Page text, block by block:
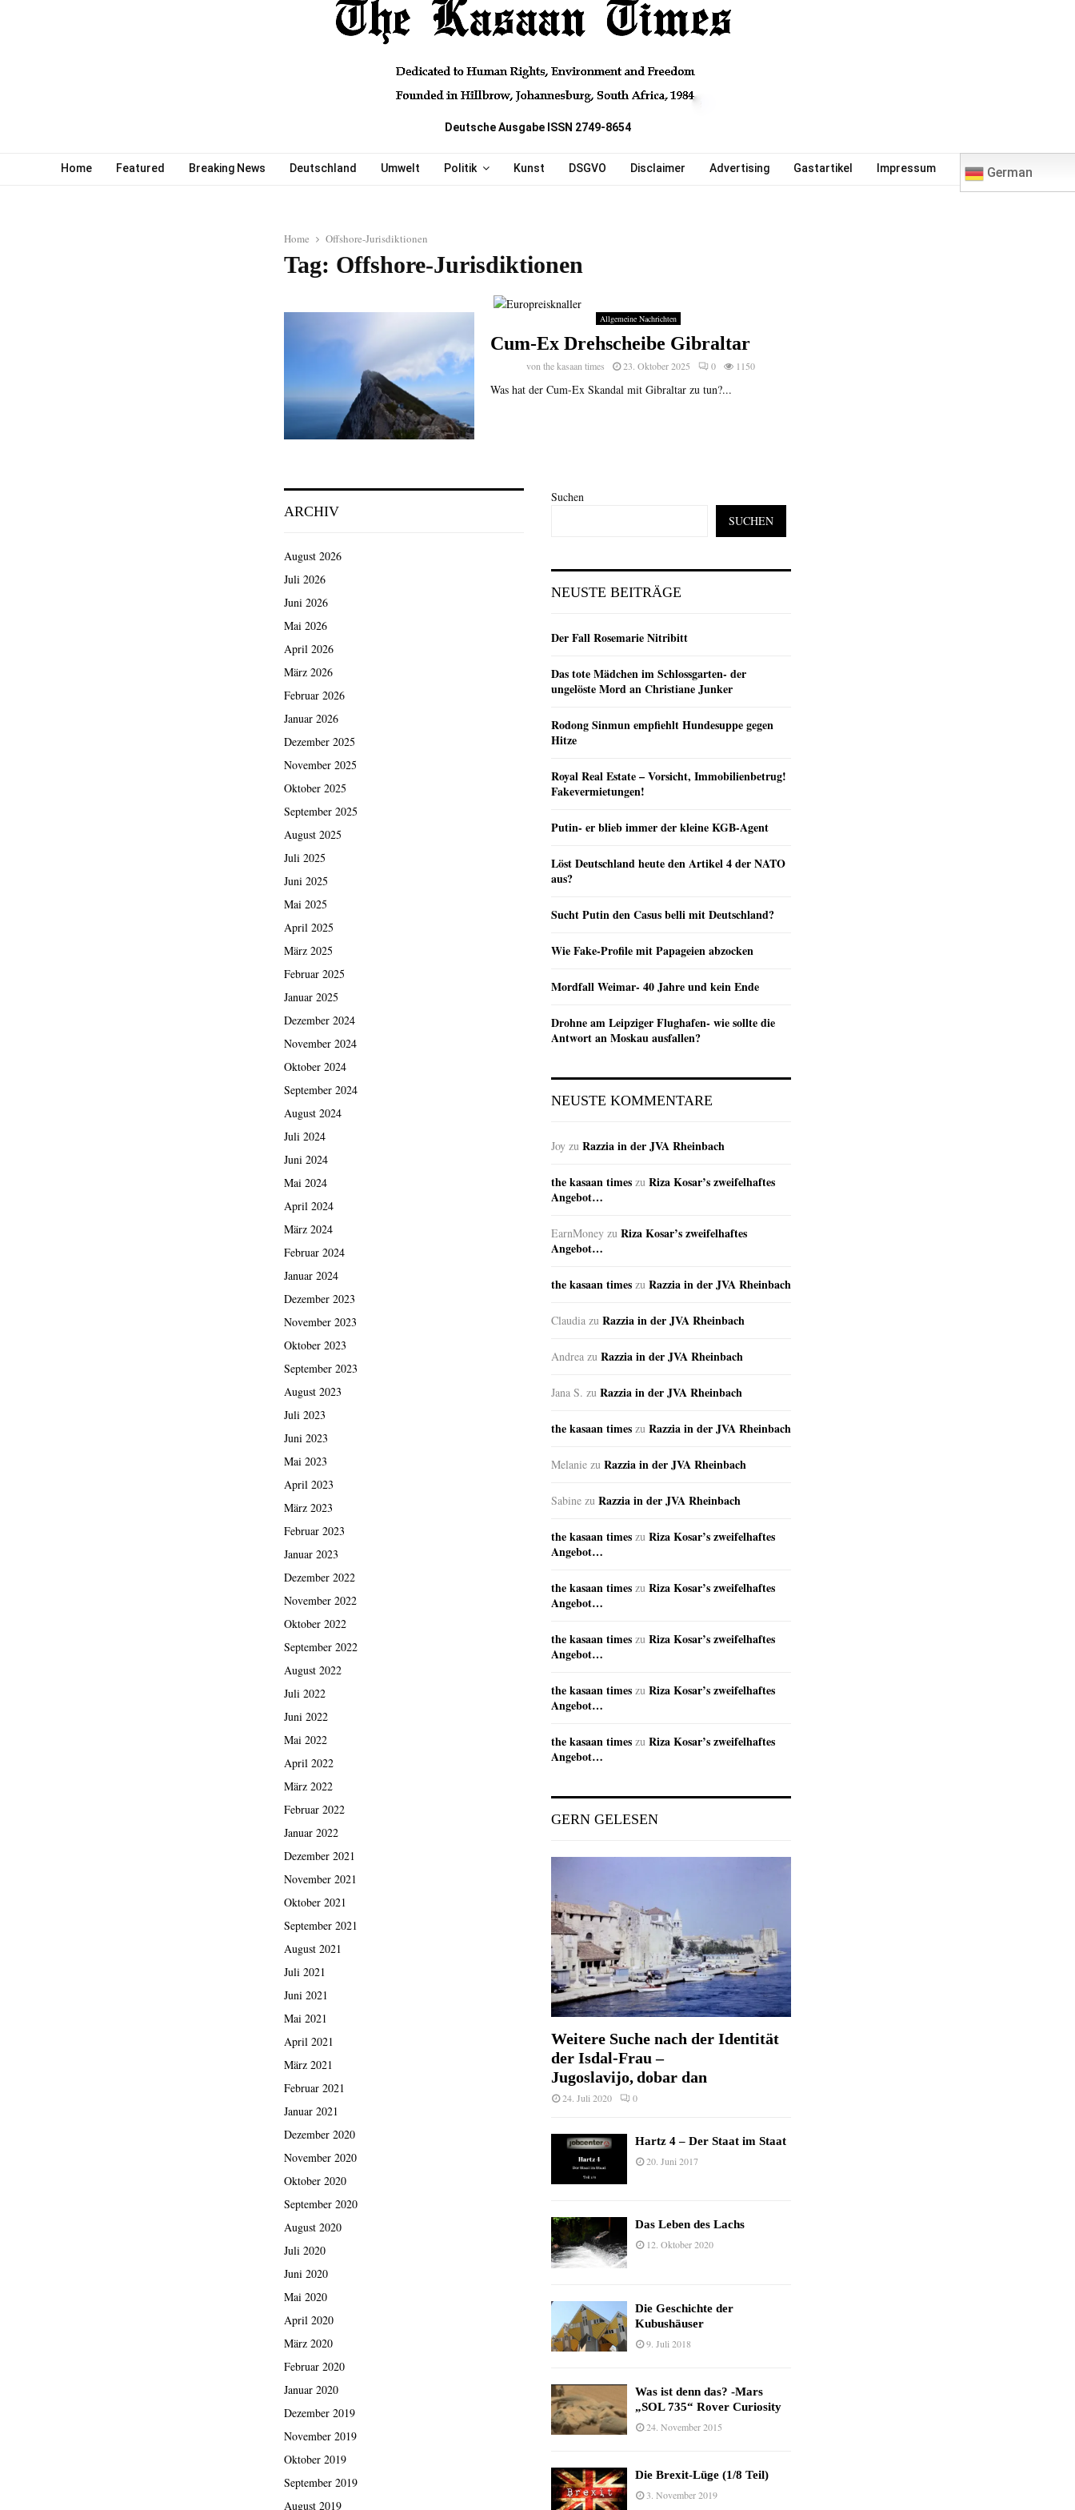
Deutsche Ausgabe ISSN 2749-8654
Home Featured Breaking News Deutschland Umwelt Politik Kunst DSGVO Disclaimer Advertising Gastartikel Impressum German
Home Offshore-Jurisdiktionen
Tag: Offshore-Jurisdiktionen
Allgemeine Nachrichten
Cum-Ex Drehscheibe Gibraltar
vonthe kasaan times 23. Oktober 2025 0 1150
Was hat der Cum-Ex Skandal mit Gibraltar zu tun?...
ARCHIV
August 2026
Juli 2026
Juni 2026
Mai 2026
April 2026
März 2026
Februar 2026
Januar 2026
Dezember 2025
November 2025
Oktober 2025
September 2025
August 2025
Juli 2025
Juni 2025
Mai 2025
April 2025
März 2025
Februar 2025
Januar 2025
Dezember 2024
November 2024
Oktober 2024
September 2024
August 2024
Juli 2024
Juni 2024
Mai 2024
April 2024
März 2024
Februar 2024
Januar 2024
Dezember 2023
November 2023
Oktober 2023
September 2023
August 2023
Juli 2023
Juni 2023
Mai 2023
April 2023
März 2023
Februar 2023
Januar 2023
Dezember 2022
November 2022
Oktober 2022
September 2022
August 2022
Juli 2022
Juni 2022
Mai 2022
April 2022
März 2022
Februar 2022
Januar 2022
Dezember 2021
November 2021
Oktober 2021
September 2021
August 2021
Juli 2021
Juni 2021
Mai 2021
April 2021
März 2021
Februar 2021
Januar 2021
Dezember 2020
November 2020
Oktober 2020
September 2020
August 2020
Juli 2020
Juni 2020
Mai 2020
April 2020
März 2020
Februar 2020
Januar 2020
Dezember 2019
November 2019
Oktober 2019
September 2019
August 2019
Suchen
SUCHEN
NEUSTE BEITRÄGE
Der Fall Rosemarie Nitribitt
Das tote Mädchen im Schlossgarten- der
ungelöste Mord an Christiane Junker
Rodong Sinmun empfiehlt Hundesuppe gegen
Hitze
Royal Real Estate – Vorsicht, Immobilienbetrug!
Fakevermietungen!
Putin- er blieb immer der kleine KGB-Agent
Löst Deutschland heute den Artikel 4 der NATO
aus?
Sucht Putin den Casus belli mit Deutschland?
Wie Fake-Profile mit Papageien abzocken
Mordfall Weimar- 40 Jahre und kein Ende
Drohne am Leipziger Flughafen- wie sollte die
Antwort an Moskau ausfallen?
NEUSTE KOMMENTARE
Joy zu Razzia in der JVA Rheinbach
the kasaan times zu Riza Kosar’s zweifelhaftes
Angebot…
EarnMoney zu Riza Kosar’s zweifelhaftes
Angebot…
the kasaan times zu Razzia in der JVA Rheinbach
Claudia zu Razzia in der JVA Rheinbach
Andrea zu Razzia in der JVA Rheinbach
Jana S. zu Razzia in der JVA Rheinbach
the kasaan times zu Razzia in der JVA Rheinbach
Melanie zu Razzia in der JVA Rheinbach
Sabine zu Razzia in der JVA Rheinbach
the kasaan times zu Riza Kosar’s zweifelhaftes
Angebot…
the kasaan times zu Riza Kosar’s zweifelhaftes
Angebot…
the kasaan times zu Riza Kosar’s zweifelhaftes
Angebot…
the kasaan times zu Riza Kosar’s zweifelhaftes
Angebot…
the kasaan times zu Riza Kosar’s zweifelhaftes
Angebot…
GERN GELESEN
Weitere Suche nach der Identität
der Isdal-Frau –
Jugoslavijo, dobar dan
24. Juli 2020 0
Hartz 4 – Der Staat im Staat
20. Juni 2017
Das Leben des Lachs
12. Oktober 2020
Die Geschichte der
Kubushäuser
9. Juli 2018
Was ist denn das? -Mars
„SOL 735“ Rover Curiosity
24. November 2015
Die Brexit-Lüge (1/8 Teil)
3. November 2019